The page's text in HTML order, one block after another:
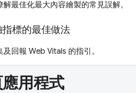
最佳化最大內容繪製的常見誤解。
標的最佳做法
回報 Web Vitals 的指引。
用程式